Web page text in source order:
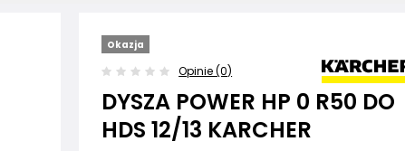
Okazja
Opinie (0)
DYSZA POWER HP 0 R50 DO
HDS 12/13 KARCHER